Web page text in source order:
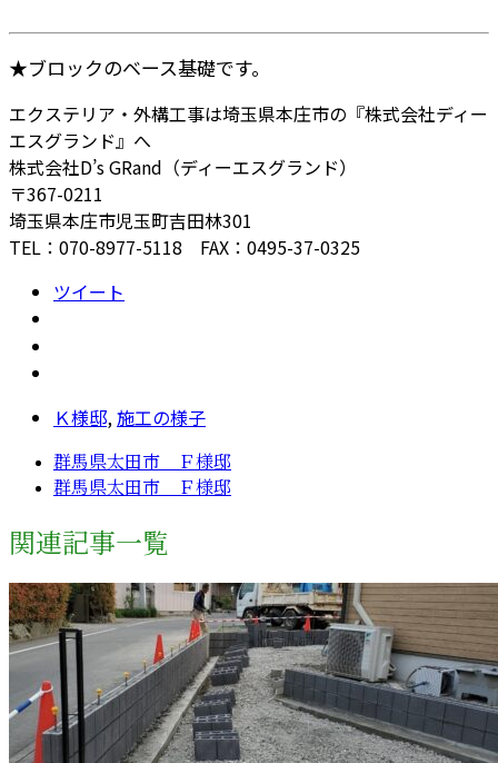
★ブロックのベース基礎です。
エクステリア・外構工事は埼玉県本庄市の『株式会社ディー
エスグランド』へ
株式会社D’s GRand（ディーエスグランド）
〒367-0211
埼玉県本庄市児玉町吉田林301
TEL：070-8977-5118 FAX：0495-37-0325
ツイート
Ｋ様邸,施工の様子
群馬県太田市 Ｆ様邸
群馬県太田市 Ｆ様邸
関連記事一覧